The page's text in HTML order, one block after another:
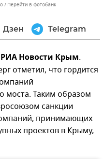
Перейти в фотобанк
Дзен Telegram
Новости Крым.
отметил, что гордится
моста. Таким образом
санкции
принимающих
проектов в Крыму,